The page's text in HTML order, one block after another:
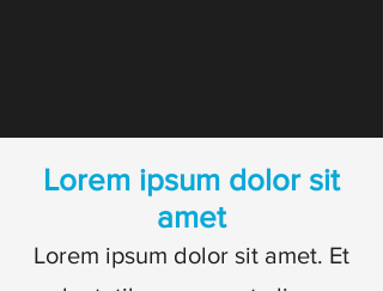
Lorem ipsum dolor sit
amet
Lorem ipsum dolor sit amet. Et